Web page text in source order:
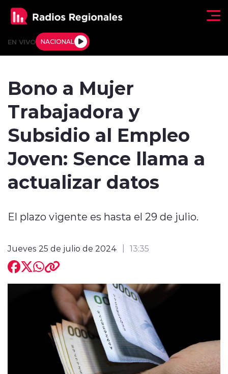
EN VIVO NACIONAL
Tendencias
Internacional
Entrevistas
modo claro
Bono a Mujer
Trabajadora y
Subsidio al Empleo
Joven: Sence llama a
actualizar datos
El plazo vigente es hasta el 29 de julio.
Jueves 25 de julio de 2024 13:35